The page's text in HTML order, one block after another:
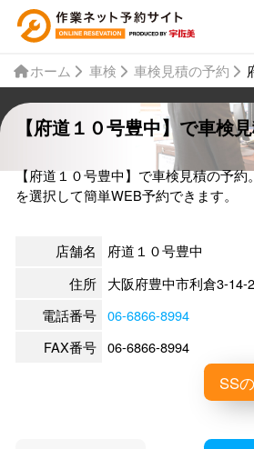
ホーム 車検 車検見積の予約
【府道１０号豊中】で車検
【府道１０号豊中】で車検見積の予約
を選択して簡単WEB予約できます。
店舗名
府道１０号豊中
住所
大阪府豊中市利倉3-14-
電話番号 06-6866-8994
FAX番号 06-6866-8994
SS